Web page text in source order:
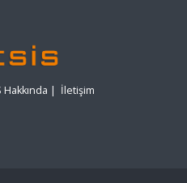
Hakkında | İletişim